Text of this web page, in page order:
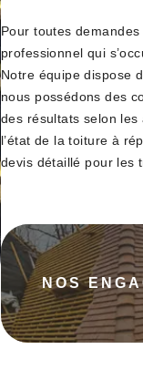
Pour toutes
professionnel qui
Notre équipe dispose
nous possédons des
des résultats selon
l’état de la toiture à
devis détaillé pour les
NOS